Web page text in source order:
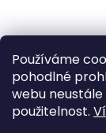
Používáme
pohodlné
webu
použitelnost.
Copyright